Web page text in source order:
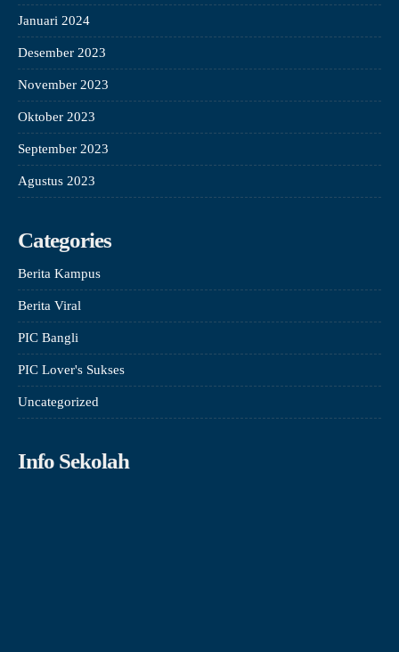
Januari 2024
Desember 2023
November 2023
Oktober 2023
September 2023
Agustus 2023
Categories
Berita Kampus
Berita Viral
PIC Bangli
PIC Lover's Sukses
Uncategorized
Info Sekolah